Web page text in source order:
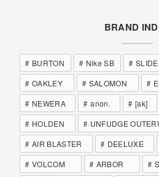
BRAND
BURTON Nike SB SLIDE
OAKLEY
SALOMON
NEWERA
anon. [ak]
HOLDEN
UNFUDGE
AIR BLASTER
DEELUXE
VOLCOM
ARBOR